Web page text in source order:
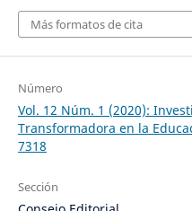
Más formatos de cita
Número
Vol. 12 Núm. 1 (2020):
Transformadora en la
7318
Sección